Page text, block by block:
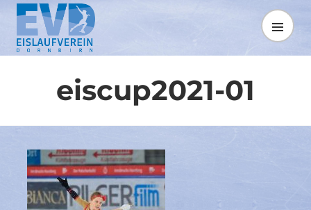
Springe
zum
Inhalt
MENÜ
eiscup2021-01